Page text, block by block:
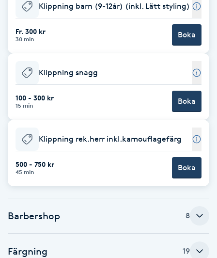
Extensions borttagning
Eyeliner-tatuering
F
Face framing
Faceliftmassage
Fet hårbotten
Fibromassage
Fillers
Klippning barn (9-12år) (inkl. Lätt styling)
Fr. 300 kr
30 min Boka
Klippning snagg
100 - 300 kr
15 min Boka
Klippning rek.herr inkl.kamouflagefärg
500 - 750 kr
45 min Boka
Barbershop 8
Färgning 19